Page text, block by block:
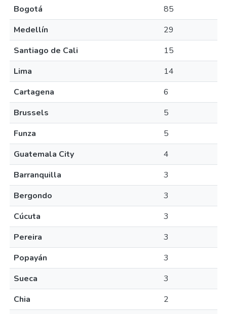
Bogotá
85
Medellín
29
Santiago de Cali
15
Lima
14
Cartagena
6
Brussels
5
Funza
5
Guatemala City
4
Barranquilla
3
Bergondo
3
Cúcuta
3
Pereira
3
Popayán
3
Sueca
3
Chia
2